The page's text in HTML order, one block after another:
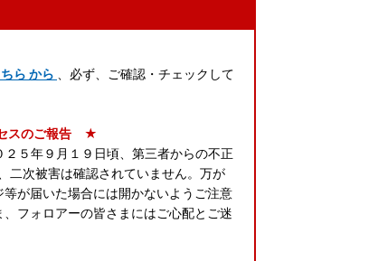
ら から
、必ず、ご確認・チェックして
スのご報告 ★
５年９月１９日頃、第三者からの不正
二次被害は確認されていません。万が
が届いた場合には開かないようご注意
フォロアーの皆さまにはご心配とご迷